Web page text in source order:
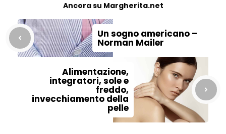
Ancora su Margherita.net
Un sogno americano –
Norman Mailer
Alimentazione,
integratori, sole e
freddo,
invecchiamento della
pelle